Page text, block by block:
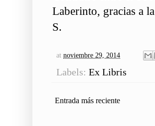
Laberinto, gracias a
S.
at noviembre 29, 2014
Labels: Ex Libris
Entrada más reciente